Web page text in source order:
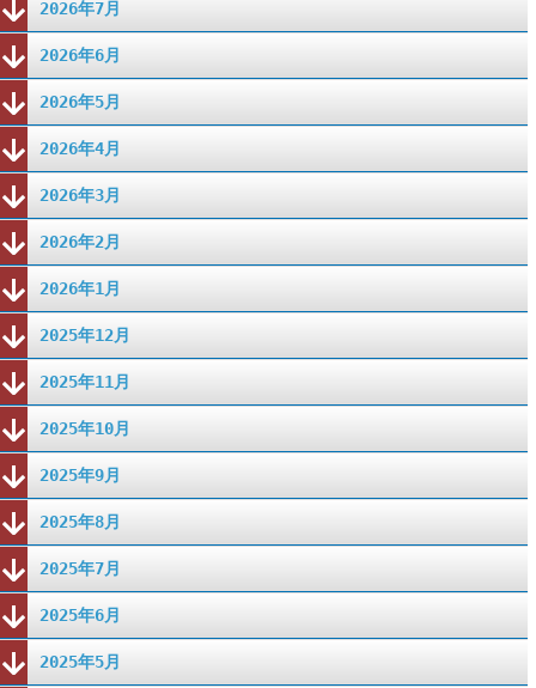
2026年7月
2026年6月
2026年5月
2026年4月
2026年3月
2026年2月
2026年1月
2025年12月
2025年11月
2025年10月
2025年9月
2025年8月
2025年7月
2025年6月
2025年5月